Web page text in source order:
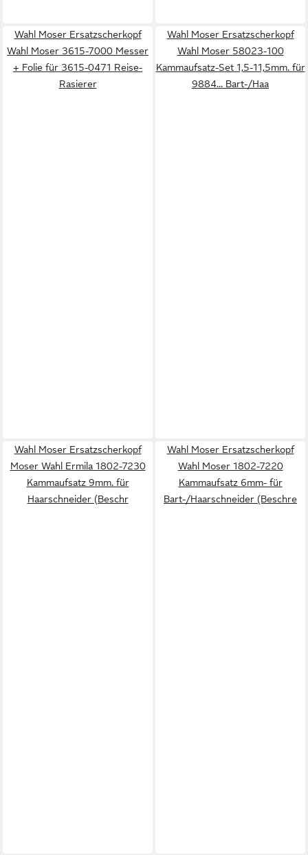
Wahl Moser Ersatzscherkopf
Wahl Moser 3615-7000 Messer
+ Folie für 3615-0471 Reise-
Rasierer
Wahl Moser Ersatzscherkopf
Wahl Moser 58023-100
Kammaufsatz-Set 1,5-11,5mm. für
9884... Bart-/Haa
Wahl Moser Ersatzscherkopf
Moser Wahl Ermila 1802-7230
Kammaufsatz 9mm. für
Haarschneider (Beschr
Wahl Moser Ersatzscherkopf
Wahl Moser 1802-7220
Kammaufsatz 6mm- für
Bart-/Haarschneider (Beschre